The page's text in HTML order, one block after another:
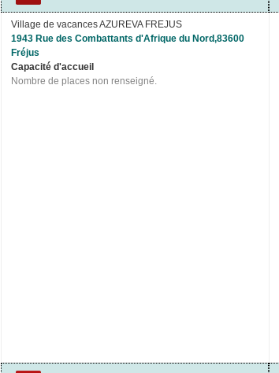
Village de vacances AZUREVA FREJUS
1943 Rue des Combattants d'Afrique du Nord,83600
Fréjus
Capacité d'accueil
Nombre de places non renseigné.